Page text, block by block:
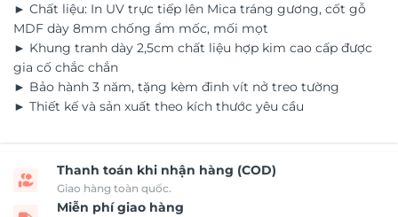
► Chất liệu: In UV trực tiếp lên Mica tráng gương, cốt gỗ
MDF dày 8mm chống ẩm mốc, mối mọt
► Khung tranh dày 2,5cm chất liệu hợp kim cao cấp được
gia cố chắc chắn
► Bảo hành 3 năm, tặng kèm đinh vít nở treo tường
► Thiết kế và sản xuất theo kích thước yêu cầu
Thanh toán khi nhận hàng (COD)
Giao hàng toàn quốc.
Miễn phí giao hàng